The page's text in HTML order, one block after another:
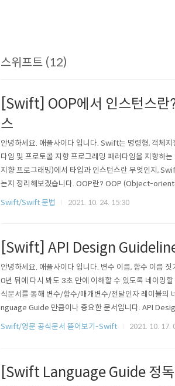
스위프트 (12)
[Swift] OOP에서 인스턴스란
스
안녕하세요. 애플사이다 입니다. Swift는 명령형, 객체
다임 및 프로토콜 지향 프로그래밍 패러다임을 지향
지향 프로그래밍)에서 타입과 인스턴스란 무엇인지,
는지 정리해보겠습니다. OOP란? OOP (Object-
을 명령어의 목록으로 보는 시각에서 벗어나 여러 개의
Swift/Swift 문법 2021. 10. 24. 15:30
[Swift] API Design
안녕하세요. 애플사이다 입니다. 변수 이름, 함수 이름
0년 뒤에 다시 봐도 3초 만에 이해할 수 있도록 네이
식문서를 통해 변수/함수/매개변수/전달인자 레이블의
nguage Guide 만큼이나 중요한 문서입니다. API
Fundamentals (기본 원칙) 1. 사용 시점을 기준으로
Swift/영문 공식문서 뜯어보기-Swift 2021. 10. 17.
[Swift Language Guide 정